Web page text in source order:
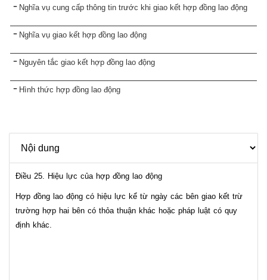
Nghĩa vụ cung cấp thông tin trước khi giao kết hợp đồng lao động
Nghĩa vụ giao kết hợp đồng lao động
Nguyên tắc giao kết hợp đồng lao động
Hình thức hợp đồng lao động
Điều 25. Hiệu lực của hợp đồng lao động
Hợp đồng lao động có hiệu lực kể từ ngày các bên giao kết trừ
trường hợp hai bên có thỏa thuận khác hoặc pháp luật có quy
định khác.